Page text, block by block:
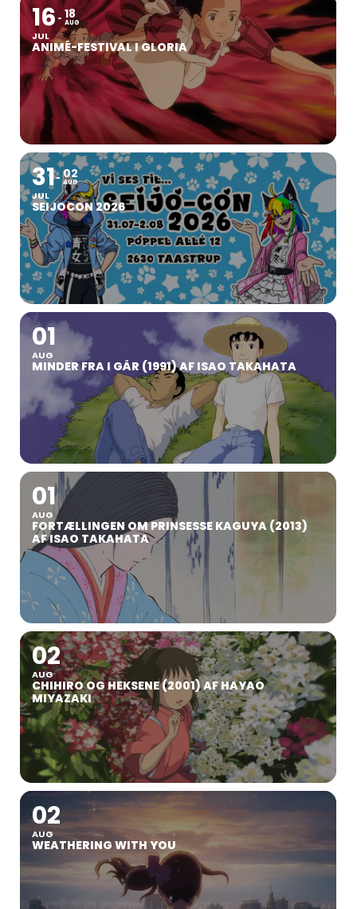
16
JUL
18
AUG
ANIMÉ-FESTIVAL I GLORIA
31
JUL
02
AUG
SEIJOCON 2026
01
AUG
MINDER FRA I GÅR (1991) AF ISAO TAKAHATA
01
AUG
FORTÆLLINGEN OM PRINSESSE KAGUYA (2013)
AF ISAO TAKAHATA
02
AUG
CHIHIRO OG HEKSENE (2001) AF HAYAO
MIYAZAKI
02
AUG
WEATHERING WITH YOU